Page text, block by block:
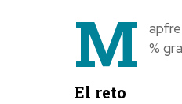
M
%
El reto